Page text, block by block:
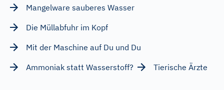
Mangelware sauberes Wasser
Die Müllabfuhr im Kopf
Mit der Maschine auf Du und Du
Ammoniak statt Wasserstoff?
Tierische Ärzte